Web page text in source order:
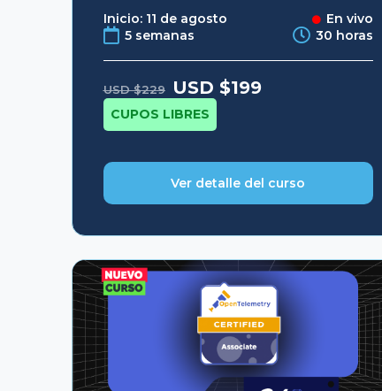
Inicio: 11 de agosto
En vivo
5 semanas
30 horas
USD $229 Original
price
was:
USD
$229.
USD $199Current
price
CUPOS LIBRES
Ver detalle del curso